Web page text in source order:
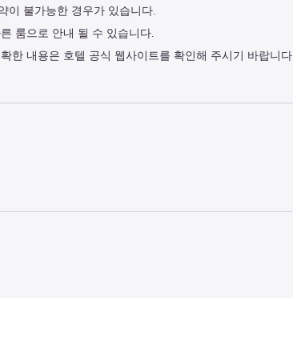
이 불가능한 경우가 있습니다.
룸으로 안내 될 수 있습니다.
한 내용은 호텔 공식 웹사이트를 확인해 주시기 바랍니다.